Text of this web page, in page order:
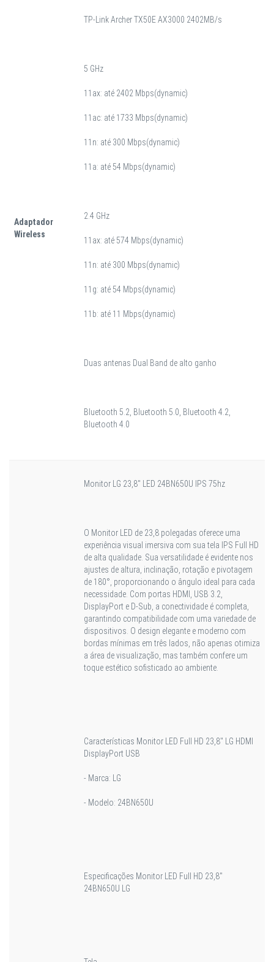
Adaptador
Wireless
TP-Link Archer TX50E AX3000 2402MB/s
5 GHz
11ax: até 2402 Mbps(dynamic)
11ac: até 1733 Mbps(dynamic)
11n: até 300 Mbps(dynamic)
11a: até 54 Mbps(dynamic)
2.4 GHz
11ax: até 574 Mbps(dynamic)
11n: até 300 Mbps(dynamic)
11g: até 54 Mbps(dynamic)
11b: até 11 Mbps(dynamic)
Duas antenas Dual Band de alto ganho
Bluetooth 5.2, Bluetooth 5.0, Bluetooth 4.2,
Bluetooth 4.0
Monitor LG 23,8" LED 24BN650U IPS 75hz
O Monitor LED de 23,8 polegadas oferece uma
experiência visual imersiva com sua tela IPS Full HD
de alta qualidade. Sua versatilidade é evidente nos
ajustes de altura, inclinação, rotação e pivotagem
de 180°, proporcionando o ângulo ideal para cada
necessidade. Com portas HDMI, USB 3.2,
DisplayPort e D-Sub, a conectividade é completa,
garantindo compatibilidade com uma variedade de
dispositivos. O design elegante e moderno com
bordas mínimas em três lados, não apenas otimiza
a área de visualização, mas também confere um
toque estético sofisticado ao ambiente.
Características Monitor LED Full HD 23,8" LG HDMI
DisplayPort USB
- Marca: LG
- Modelo: 24BN650U
Especificações Monitor LED Full HD 23,8"
24BN650U LG